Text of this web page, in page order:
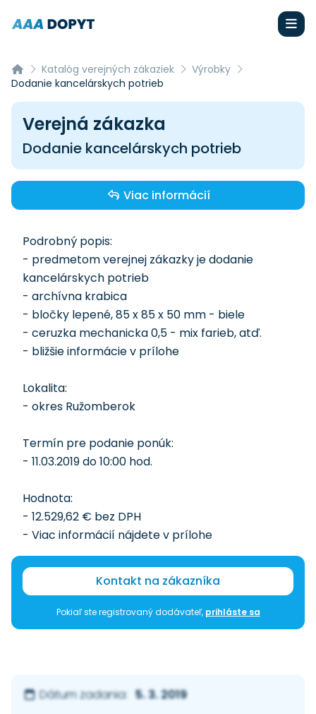
Katalóg verejných zákaziek
Výrobky
Dodanie kancelárskych potrieb
Verejná zákazka
Dodanie kancelárskych potrieb
Viac informácií
Podrobný popis:
- predmetom verejnej zákazky je dodanie
kancelárskych potrieb
- archívna krabica
- bločky lepené, 85 x 85 x 50 mm - biele
- ceruzka mechanicka 0,5 - mix farieb, atď.
- bližšie informácie v prílohe
Lokalita:
- okres Ružomberok
Termín pre podanie ponúk:
- 11.03.2019 do 10:00 hod.
Hodnota:
- 12.529,62 € bez DPH
- Viac informácií nájdete v prílohe
Kontakt na zákazníka
Pokiaľ ste registrovaný dodávateľ, prihláste sa
Dátum zadania: 5. 3. 2019